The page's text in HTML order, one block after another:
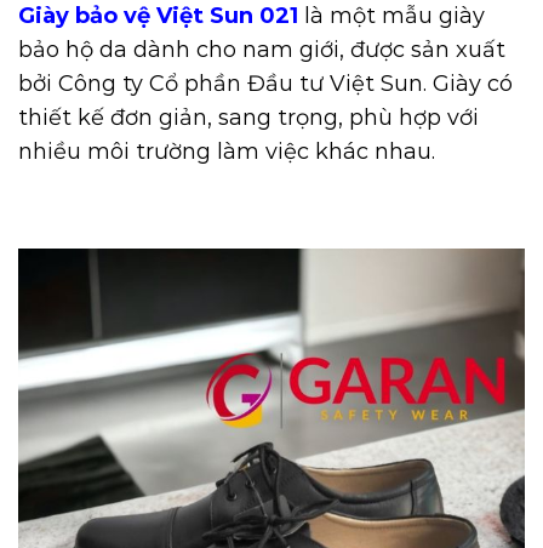
Giày bảo vệ Việt Sun 021 là một mẫu giày
bảo hộ da dành cho nam giới, được sản xuất
bởi Công ty Cổ phần Đầu tư Việt Sun. Giày có
thiết kế đơn giản, sang trọng, phù hợp với
nhiều môi trường làm việc khác nhau.